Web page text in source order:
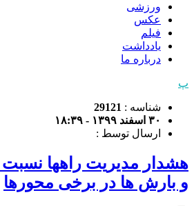
ورزشی
عکس
فیلم
یادداشت
درباره ما
پ
شناسه : 29121
۳۰ اسفند ۱۳۹۹ - ۱۸:۳۹
ارسال توسط :
هشدار مدیریت راهها
و بارش ها در برخی محورها